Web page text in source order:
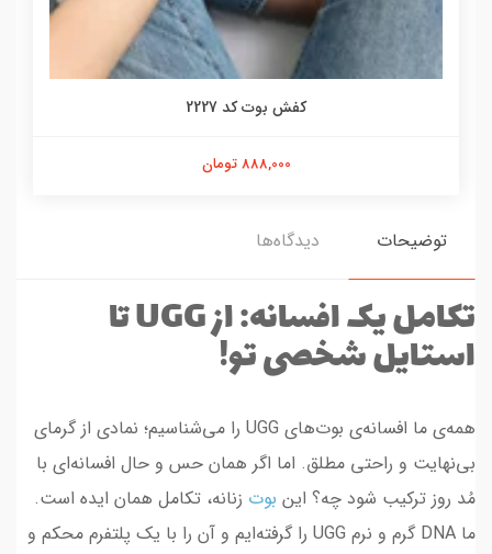
کفش بوت کد 2227
888,000 تومان
توضیحات دیدگاه‌ها
تکامل یک افسانه: از UGG تا
استایل شخصی تو!
همه‌ی ما افسانه‌ی بوت‌های UGG را می‌شناسیم؛ نمادی از گرمای
بی‌نهایت و راحتی مطلق. اما اگر همان حس و حال افسانه‌ای با
مُد روز ترکیب شود چه؟ این بوت زنانه، تکامل همان ایده است.
ما DNA گرم و نرم UGG را گرفته‌ایم و آن را با یک پلتفرم محکم و